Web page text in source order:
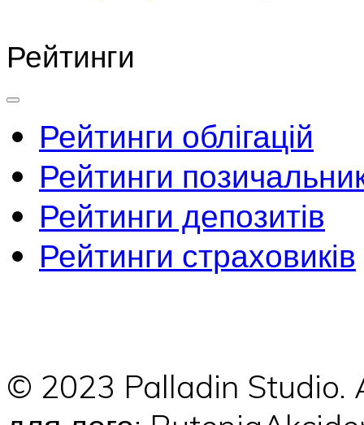
Рейтинги
Рейтинги облігацій
Рейтинги
Рейтинги депозитів
Рейтинги страховиків
© 2023 Palladin